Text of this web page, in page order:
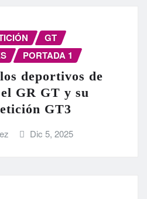
GT
PORTADA 1
deportivos de
GR GT y su
GT3
Dic 5, 2025